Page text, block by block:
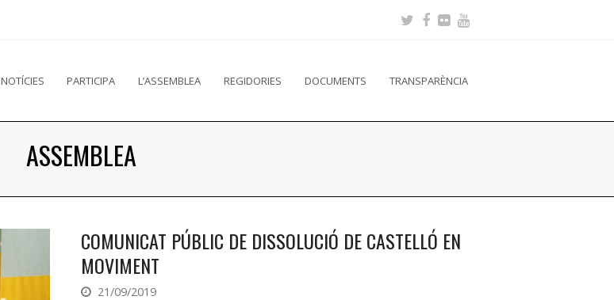
NOTÍCIES PARTICIPA L’ASSEMBLEA REGIDORIES DOCUMENTS TRANSPARÈNCIA
ASSEMBLEA
COMUNICAT PÚBLIC DE DISSOLUCIÓ DE CASTELLÓ EN
MOVIMENT
21/09/2019